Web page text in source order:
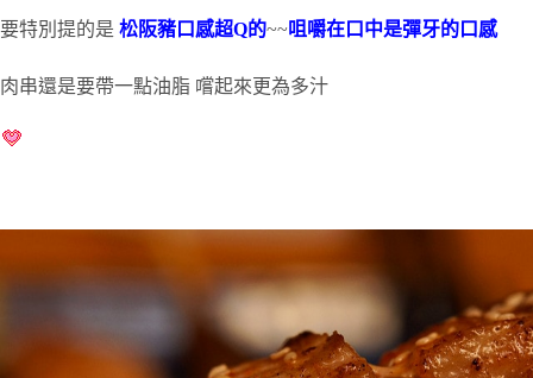
要特別提的是 松阪豬口感超Q的~~ 咀嚼在口中是彈牙的口感
肉串還是要帶一點油脂 嚐起來更為多汁